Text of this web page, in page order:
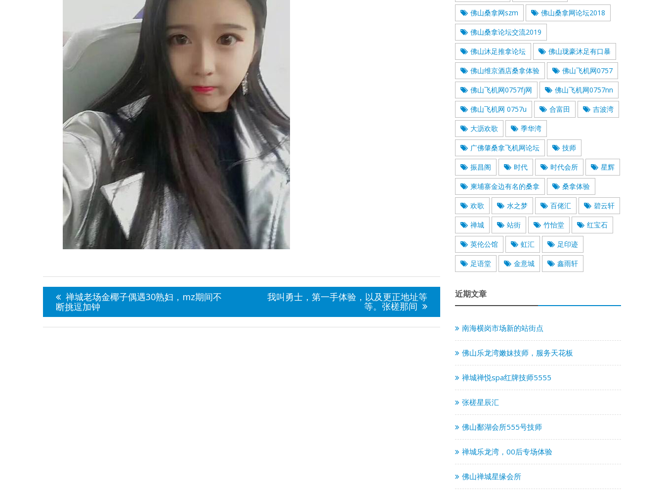
文
航
禅城老场金椰子偶遇30熟妇，mz期间不
断挑逗加钟
我叫勇士，第一手体验，以及更正地址等
等。张槎那间
佛山桑拿网szm 佛山桑拿网论坛2018
佛山桑拿论坛交流2019
佛山沐足推拿论坛 佛山珑豪沐足有口暴
佛山维京酒店桑拿体验 佛山飞机网0757
佛山飞机网0757fj网 佛山飞机网0757nn
佛山飞机网 0757u 合富田 吉波湾
大沥欢歌 季华湾
广佛肇桑拿飞机网论坛 技师
振昌阁 时代 时代会所 星辉
柬埔寨金边有名的桑拿 桑拿体验
欢歌 水之梦 百佬汇 碧云轩
禅城 站街 竹怡堂 红宝石
英伦公馆 虹汇 足印迹
足语堂 金意城 鑫雨轩
近期文章
南海横岗市场新的站街点
佛山乐龙湾嫩妹技师，服务天花板
禅城禅悦spa红牌技师5555
张槎星辰汇
佛山鄱湖会所555号技师
禅城乐龙湾，00后专场体验
佛山禅城星缘会所